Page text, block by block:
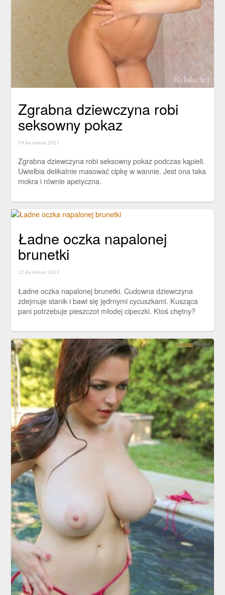
Zgrabna dziewczyna robi
seksowny pokaz
19 kwietnia 2021
Zgrabna dziewczyna robi seksowny pokaz podczas kąpieli.
Uwielbia delikatnie masować cipkę w wannie. Jest ona taka
mokra i równie apetyczna.
Ładne oczka napalonej
brunetki
12 kwietnia 2021
Ładne oczka napalonej brunetki. Cudowna dziewczyna
zdejmuje stanik i bawi się jędrnymi cycuszkami. Kusząca
pani potrzebuje pieszczot młodej cipeczki. Ktoś chętny?